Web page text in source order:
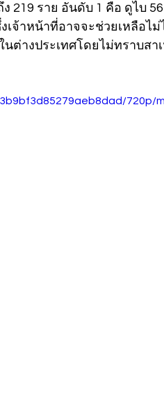
219 ราย อันดับ 1 คือ ดูไบ 56
เจ้าหน้าที่อาจจะช่วยเหลือไ
ต่างประเทศโดยไม่ทราบสา
720p/